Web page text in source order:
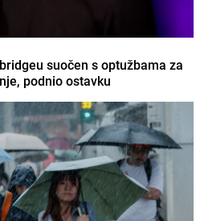
suočen s optužbama za
podnio ostavku